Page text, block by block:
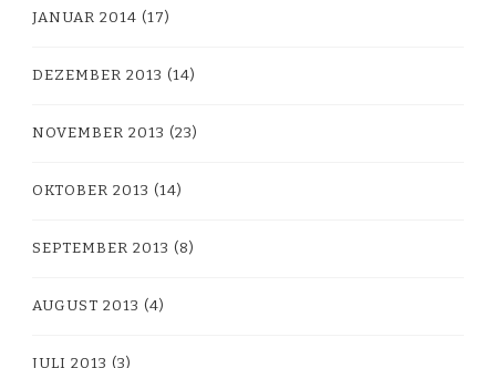
JANUAR 2014 (17)
DEZEMBER 2013 (14)
NOVEMBER 2013 (23)
OKTOBER 2013 (14)
SEPTEMBER 2013 (8)
AUGUST 2013 (4)
JULI 2013 (3)